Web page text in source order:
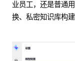
业员工，还是普通
换、私密知识库构